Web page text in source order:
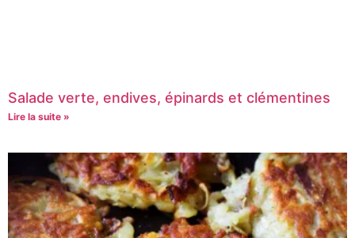
Salade verte, endives, épinards et clémentines
Lire la suite »